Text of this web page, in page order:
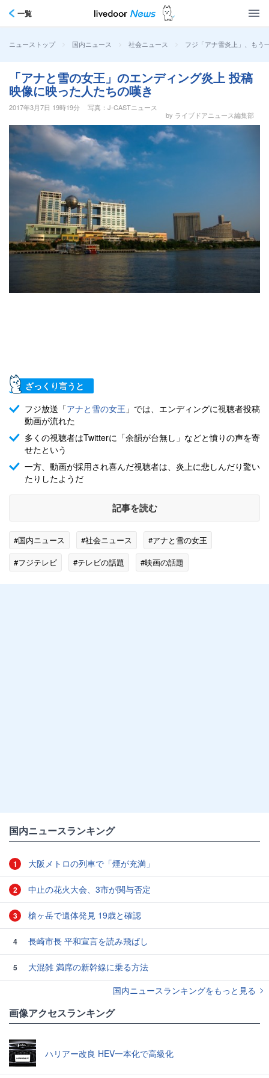
一覧
ニューストップ > 国内ニュース > 社会ニュース > フジ「アナ雪炎上」、も
「アナと雪の女王」のエンディング炎上 投稿
映像に映った人たちの嘆き
2017年3月7日 19時19分
写真：J-CASTニュース
by ライブドアニュース編集部
ざっくり言うと
フジ放送「アナと雪の女王 」では、エンディングに視聴者投稿
動画が流れた
多くの視聴者はTwitterに「余韻が台無し」などと憤りの声を寄
せたという
一方、動画が採用され喜んだ視聴者は、炎上に悲しんだり驚い
たりしたようだ
記事を読む
#国内ニュース #社会ニュース
#アナと雪の女王
#フジテレビ
#テレビの話題
#映画の話題
国内ニュースランキング
1 大阪メトロの列車で「煙が充満」
2 中止の花火大会、3市が関与否定
3 槍ヶ岳で遺体発見 19歳と確認
4 長崎市長 平和宣言を読み飛ばし
5
大混雑 満席の新幹線に乗る方法
国内ニュースランキングをもっと見る
画像アクセスランキング
ハリアー改良 HEV一本化で高級化